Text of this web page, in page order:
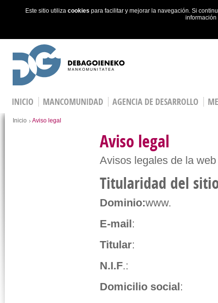
Este sitio utiliza cookies para facilitar y mejorar la navegación. Si
INICIO MANCOMUNIDAD AGENCIA DE DESARROLLO
You are here
Inicio Aviso legal
Aviso legal
Avisos legales de la
Titularidad del
Dominio:www.
E-mail:
Titular:
N.I.F.:
Domicilio social: